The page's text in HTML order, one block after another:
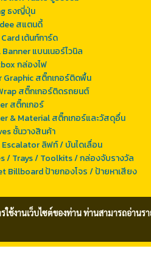
ธงญี่ปุ่น
สแตนดี้
เต้นท์การ์ด
แบนเนอร์ไวนิล
กล่องไฟ
Graphic สติ๊กเกอร์ติดพื้น
สติ๊กเกอร์ติดรถยนต์
สติ๊กเกอร์
& Material สติ๊กเกอร์และวัสดุอื่น
ชั้นวางสินค้า
ลิฟท์ / บันไดเลื่อน
/ Trays / Toolkits / กล่องจับรางวัล
Billboard ป้ายกองโจร / ป้ายหาเสียง
งานเว็บไซต์ของท่าน ท่านสามารถอ่านรา